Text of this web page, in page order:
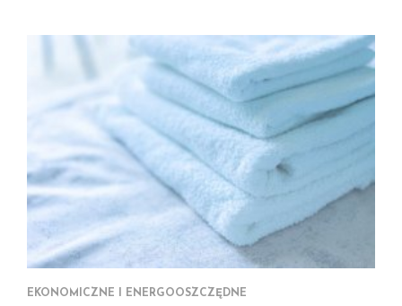
EKONOMICZNE I ENERGOOSZCZĘDNE